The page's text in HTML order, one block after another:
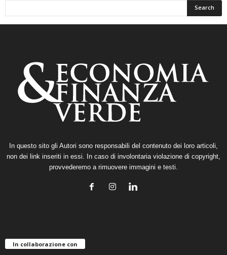
In questo sito gli Autori sono responsabili del contenuto dei loro articoli,
non dei link inseriti in essi. In caso di involontaria violazione di copyright,
provvederemo a rimuovere immagini e testi.
In collaborazione con